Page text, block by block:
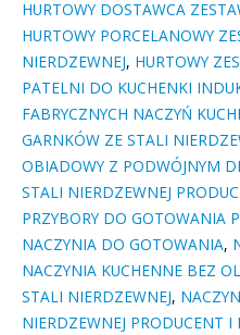
HURTOWY DOSTAWCA
HURTOWY PORCELANOWY
NIERDZEWNEJ, HURTOWY
PATELNI DO KUCHENKI
FABRYCZNYCH NACZYŃ
GARNKÓW ZE STALI
OBIADOWY Z PODWÓJNYM
STALI NIERDZEWNEJ
PRZYBORY DO GOTOWANIA
NACZYNIA DO GOTOWANIA,
NACZYNIA KUCHENNE BEZ
STALI NIERDZEWNEJ,
NIERDZEWNEJ PRODUCENT I